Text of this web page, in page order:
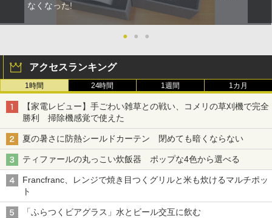
なくなった!
● ● ●
アクセスランキング
1時間 24時間 1週間 1カ月
【家電レビュー】手ごわい雑草との戦い、コメリの草刈機で完全
勝利 掃除機感覚で使えた
夏の暑さに防熱シールドカーテン 閉めても暗くならない
ティファールの丸っこい炊飯器 ポップな4色から選べる
Francfranc、レンジで焼き目つくグリルと米も炊けるマルチポッ
ト
「ふらつくビアグラス」水とビール交互に飲む